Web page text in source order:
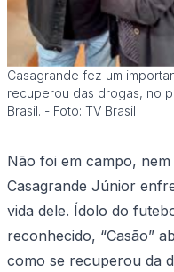
Casagrande fez um
recuperou das drogas, no
Brasil. - Foto: TV Brasil
Não foi em campo,
Casagrande Júnior
vida dele. Ídolo do
reconhecido, “Casão”
como se recuperou da